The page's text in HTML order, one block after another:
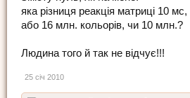
яка різниця реакція матриці 10
або 16 млн. кольорів, чи 10 млн.?
Людина того й так не відчує!!!
25 січ 2010